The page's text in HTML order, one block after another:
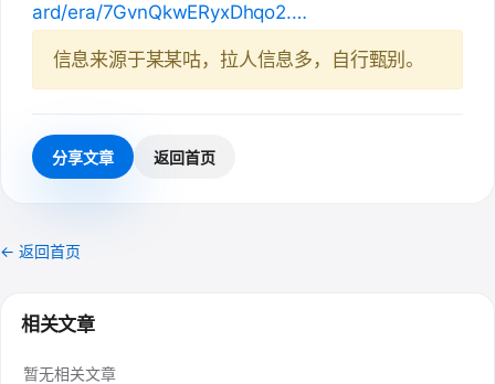
ard/era/7GvnQkwERyxDhqo2.…
信息来源于某某咕，拉人信息多，自行甄别。
分享文章 返回首页
← 返回首页
相关文章
暂无相关文章